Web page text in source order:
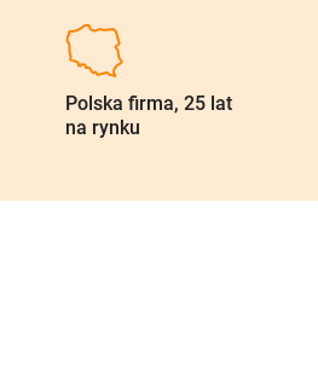
Polska firma, 25 lat
na rynku